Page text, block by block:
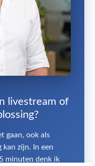
livestream of
gaan, ook als
kan zijn. In een
minuten denk ik